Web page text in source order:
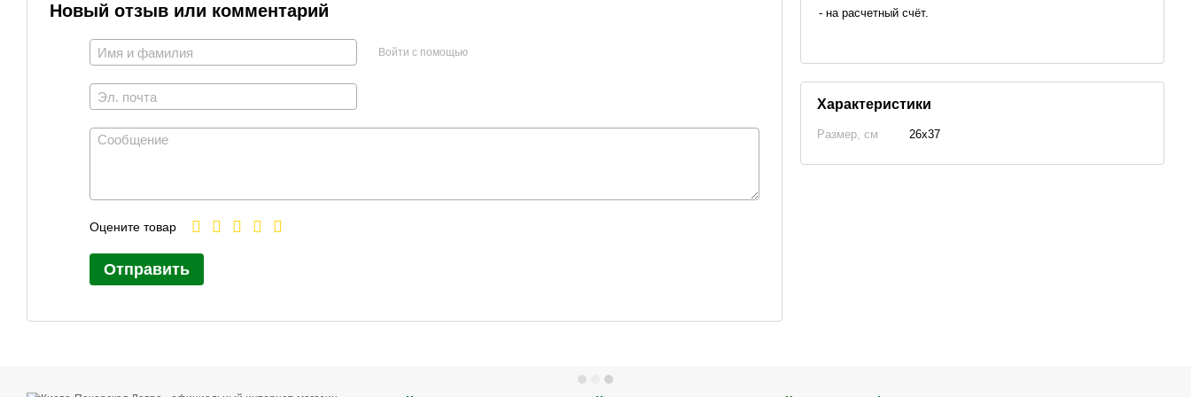
Новый отзыв или комментарий
Войти с помощью
Оцените товар
Отправить
- на расчетный счёт.
Характеристики
Размер, см 26x37